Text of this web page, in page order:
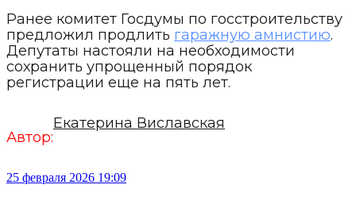
Ранее комитет Госдумы по госстроительству
предложил продлить гаражную амнистию.
Депутаты настояли на необходимости
сохранить упрощенный порядок
регистрации еще на пять лет.
Автор:
Екатерина Виславская
25 февраля 2026 19:09